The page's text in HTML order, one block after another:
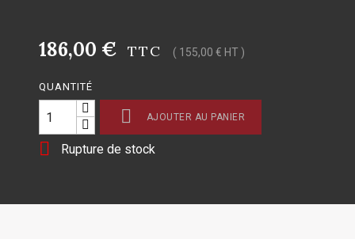
186,00 € TTC ( 155,00 € HT )
QUANTITÉ
 AJOUTER AU PANIER
 Rupture de stock